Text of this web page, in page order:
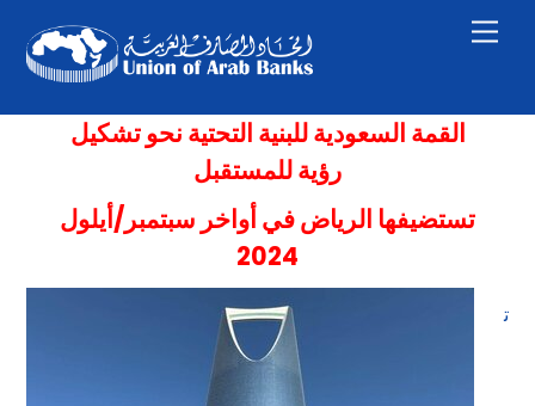
content
القمة السعودية للبنية التحتية نحو تشكيل
رؤيةللمستقبل
تستضيفها الرياض في أواخر سبتمبر/أيلول
2024
ت